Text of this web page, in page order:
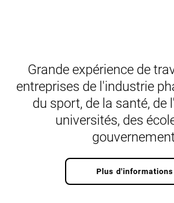
Grande expérience de
entreprises de l'industrie
du sport, de la santé, de
universités, des
Plus d'informations